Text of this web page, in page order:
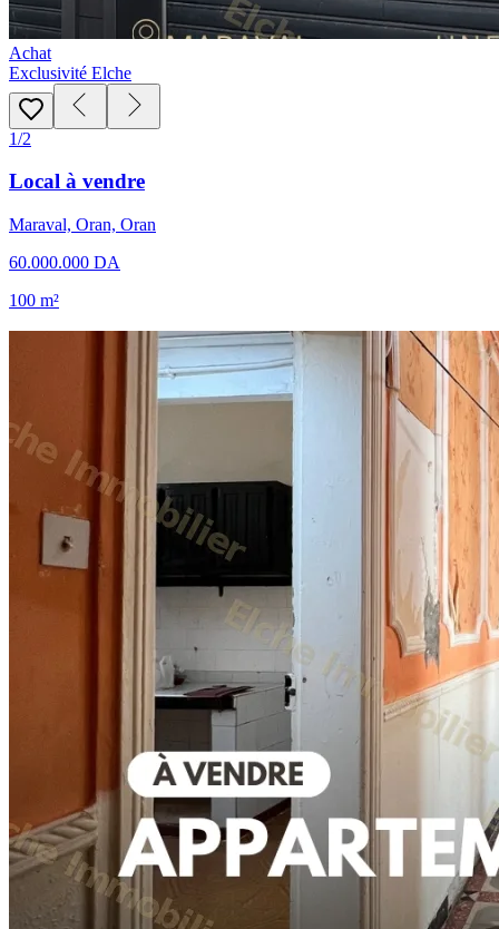
Achat
Exclusivité Elche
1/2
Local à vendre
Maraval, Oran, Oran
60.000.000 DA
100 m²